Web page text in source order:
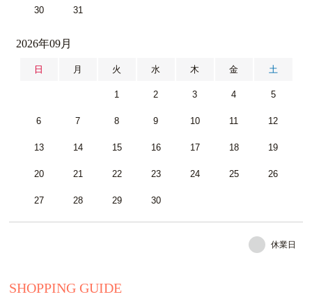
30 31
2026年09月
日 月 火 水 木 金 土
1 2 3 4 5
6 7 8 9 10 11 12
13 14 15 16 17 18 19
20 21 22 23 24 25 26
27 28 29 30
休業日
SHOPPING GUIDE